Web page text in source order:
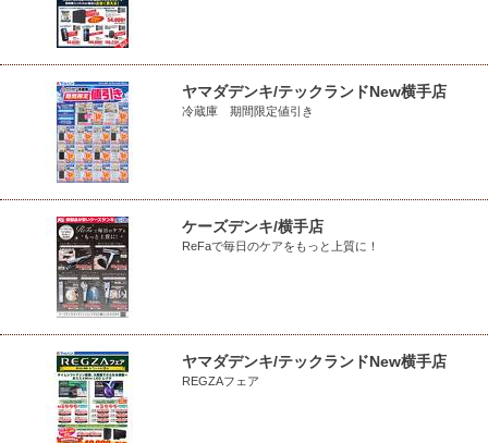
ヤマダデンキ/テックランドNew横手店
冷蔵庫 期間限定値引き
ケーズデンキ/横手店
ReFaで毎日のケアをもっと上質に！
ヤマダデンキ/テックランドNew横手店
REGZAフェア